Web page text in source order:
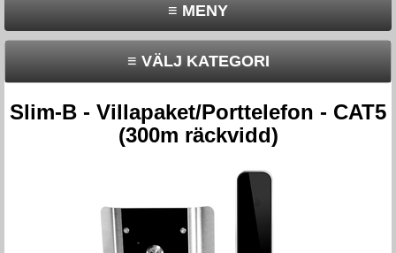
≡ MENY
≡ VÄLJ KATEGORI
Slim-B - Villapaket/Porttelefon - CAT5
(300m räckvidd)